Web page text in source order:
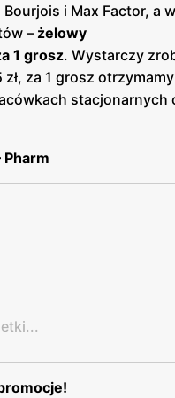
i Max Factor, a
– żelowy
1 grosz. Wystarczy
za 1 grosz otrzymamy
Pharm